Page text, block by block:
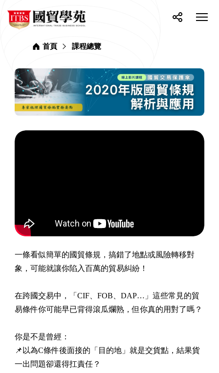
ITBS
國
貿
站
主
選
首頁 課程總覽
一條看似簡單的國貿條規，搞錯了地點或風險轉移對
象，可能就讓你陷入百萬的貿易糾紛！
在跨國交易中，「CIF、FOB、DAP…」這些常見的貿
易條件你可能早已背得滾瓜爛熟，但你真的用對了嗎？
你是不是曾經：
📌以為C條件後面接的「目的地」就是交貨點，結果貨
一出問題卻還得扛責任？